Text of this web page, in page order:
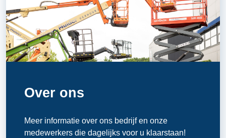
Over ons
Meer informatie over ons bedrijf en onze
medewerkers die dagelijks voor u klaarstaan!